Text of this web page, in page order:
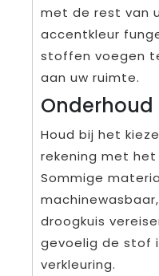
met de rest van
accentkleur
stoffen voegen
aan uw ruimte.
Onderhoud
Houd bij het
rekening met het
Sommige
droogkuis
gevoelig de stof
verkleuring.